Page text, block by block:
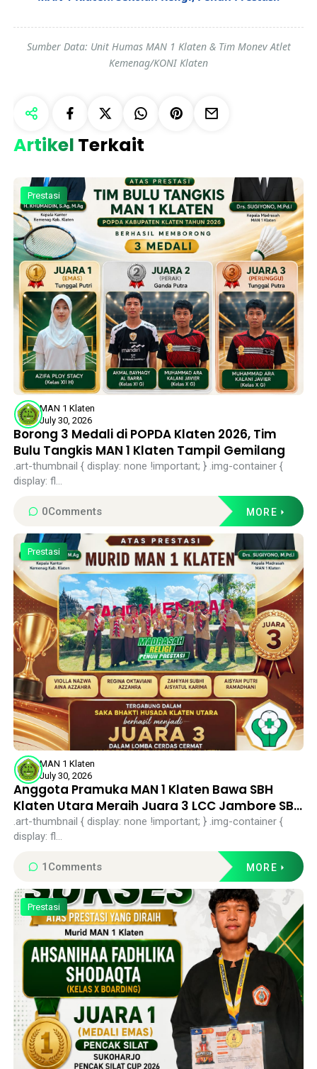
Sumber Data: Unit Humas MAN 1 Klaten & Tim Monev Atlet
Kemenag/KONI Klaten
Artikel Terkait
Prestasi
MAN 1 Klaten
July 30, 2026
Borong 3 Medali di POPDA Klaten 2026, Tim
Bulu Tangkis MAN 1 Klaten Tampil Gemilang
.art-thumbnail { display: none !important; } .img-container {
display: fl...
0Comments MORE
Prestasi
MAN 1 Klaten
July 30, 2026
Anggota Pramuka MAN 1 Klaten Bawa SBH
Klaten Utara Meraih Juara 3 LCC Jambore SBH
Kabupaten Klaten 2026
.art-thumbnail { display: none !important; } .img-container {
display: fl...
1 Comments MORE
Prestasi